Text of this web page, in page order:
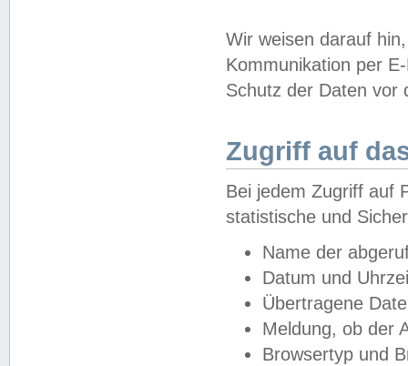
Wir weisen darauf
Kommunikation per
Schutz der Daten vor
Zugriff auf
Bei jedem Zugriff auf
statistische und
Name der
Datum und
Übertragene
Meldung, ob der
Browsertyp und